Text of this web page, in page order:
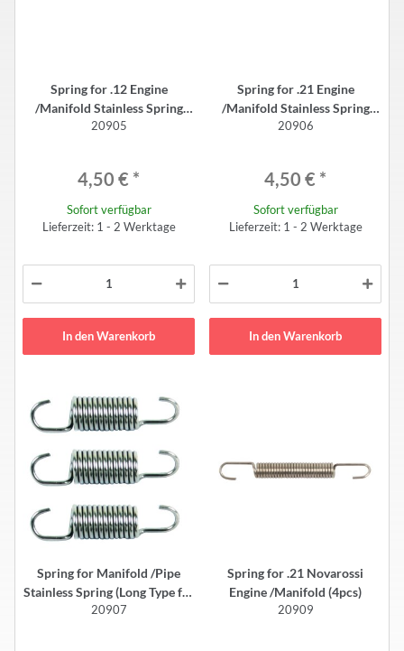
Spring for .12 Engine
/Manifold Stainless Spring
Novarossi Specification (2pcs)
20905
4,50 € *
Sofort verfügbar
Lieferzeit: 1 - 2 Werktage
In den Warenkorb
Spring for .21 Engine
/Manifold Stainless Spring
Novarossi Specification (2pcs)
20906
4,50 € *
Sofort verfügbar
Lieferzeit: 1 - 2 Werktage
In den Warenkorb
Spring for Manifold /Pipe
Stainless Spring (Long Type for
Novarossi 16/17 Manifold)
20907
Spring for .21 Novarossi
Engine /Manifold (4pcs)
20909